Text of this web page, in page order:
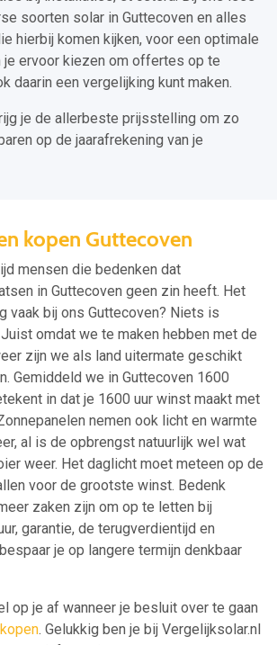
soorten solar in Guttecoven en alles
hierbij komen kijken, voor een optimale
je ervoor kiezen om offertes op te
daarin een vergelijking kunt maken.
je de allerbeste prijsstelling om zo
op de jaarafrekening van je
kopen Guttecoven
mensen die bedenken dat
in Guttecoven geen zin heeft. Het
vaak bij ons Guttecoven? Niets is
omdat we te maken hebben met de
zijn we als land uitermate geschikt
Gemiddeld we in Guttecoven 1600
in dat je 1600 uur winst maakt met
nemen ook licht en warmte
al is de opbrengst natuurlijk wel wat
weer. Het daglicht moet meteen op de
voor de grootste winst. Bedenk
zaken zijn om op te letten bij
garantie, de terugverdientijd en
je op langere termijn denkbaar
op je af wanneer je besluit over te gaan
. Gelukkig ben je bij Vergelijksolar.nl